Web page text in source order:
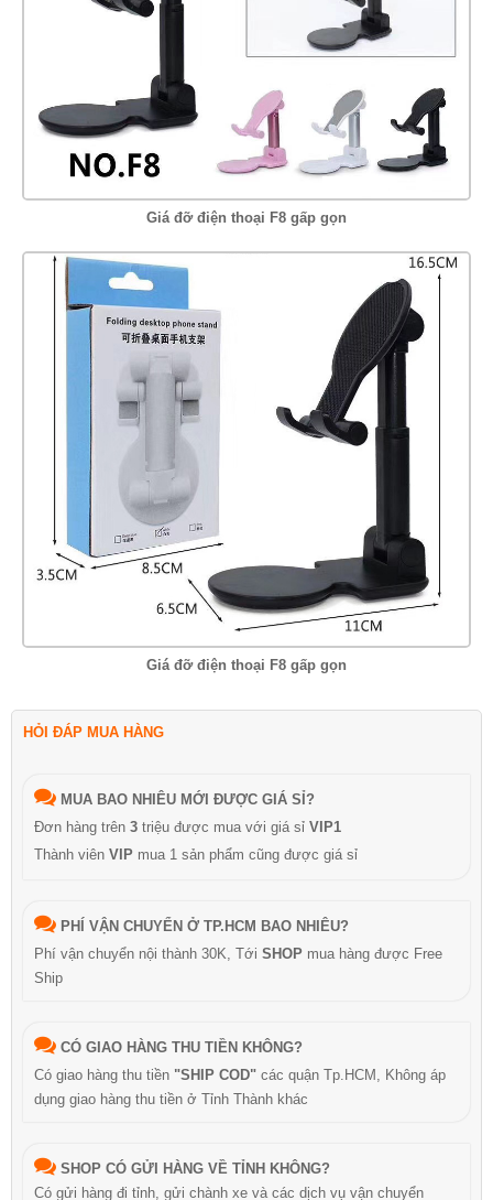
Giá đỡ điện thoại F8 gấp gọn
Giá đỡ điện thoại F8 gấp gọn
HỎI ĐÁP MUA HÀNG
MUA BAO NHIÊU MỚI ĐƯỢC GIÁ SỈ?
Đơn hàng trên 3 triệu được mua với giá sỉ VIP1
Thành viên VIP mua 1 sản phẩm cũng được giá sỉ
PHÍ VẬN CHUYỂN Ở TP.HCM BAO NHIÊU?
Phí vận chuyển nội thành 30K, Tới SHOP mua hàng được Free
Ship
CÓ GIAO HÀNG THU TIỀN KHÔNG?
Có giao hàng thu tiền "SHIP COD" các quận Tp.HCM, Không áp
dụng giao hàng thu tiền ở Tỉnh Thành khác
SHOP CÓ GỬI HÀNG VỀ TỈNH KHÔNG?
Có gửi hàng đi tỉnh, gửi chành xe và các dịch vụ vận chuyển